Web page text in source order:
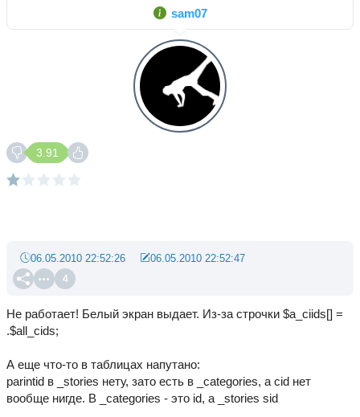
sam07
3.91
4
06.05.2010 22:52:26 06.05.2010 22:52:47
Не работает! Белый экран выдает. Из-за строчки $a_ciids[] =
.$all_cids;
А еще что-то в таблицах напутано:
parintid в _stories нету, зато есть в _categories, а cid нет
вообще нигде. В _categories - это id, а _stories sid